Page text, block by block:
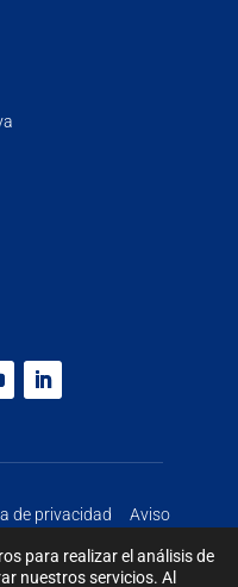
de privacidad
Aviso
para realizar el análisis de
nuestros servicios. Al